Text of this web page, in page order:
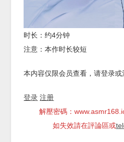
时长：约4分钟
注意：本作时长较短
本内容仅限会员查看，请登录或
登录 注册
解壓密碼：
如失效請在評論區或